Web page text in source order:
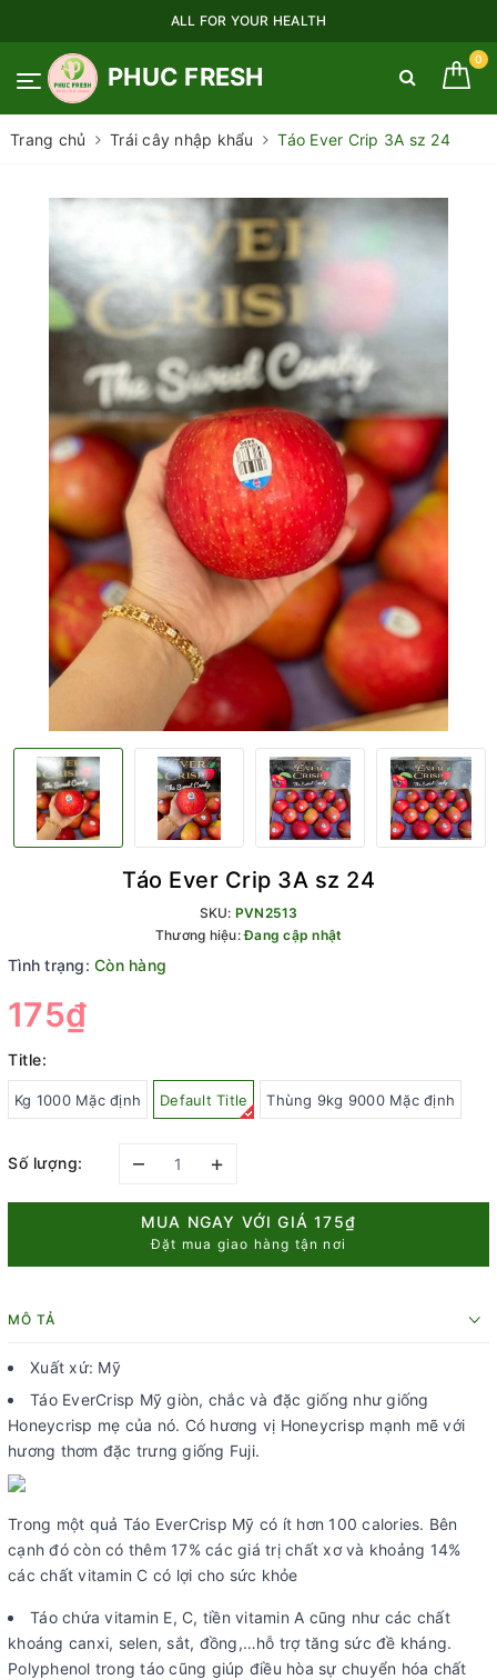
ALL FOR YOUR HEALTH
PHUC FRESH
0
Trang chủ Trái cây nhập khẩu Táo Ever Crip 3A sz 24
Táo Ever Crip 3A sz 24
SKU: PVN2513
Thương hiệu:Đang cập nhật
Tình trạng: Còn hàng
175₫
Title:
Kg 1000 Mặc định Default Title Thùng 9kg 9000 Mặc định
Số lượng: – +
MUA NGAY VỚI GIÁ175₫
Đặt mua giao hàng tận nơi
MÔ TẢ
Xuất xứ: Mỹ
Táo EverCrisp Mỹ giòn, chắc và đặc giống như giống
Honeycrisp mẹ của nó. Có hương vị Honeycrisp mạnh mẽ với
hương thơm đặc trưng giống Fuji.
Trong một quả Táo EverCrisp Mỹ có ít hơn 100 calories. Bên
cạnh đó còn có thêm 17% các giá trị chất xơ và khoảng 14%
các chất vitamin C có lợi cho sức khỏe
Táo chứa vitamin E, C, tiền vitamin A cũng như các chất
khoáng canxi, selen, sắt, đồng,…hỗ trợ tăng sức đề kháng.
Polyphenol trong táo cũng giúp điều hòa sự chuyển hóa chất